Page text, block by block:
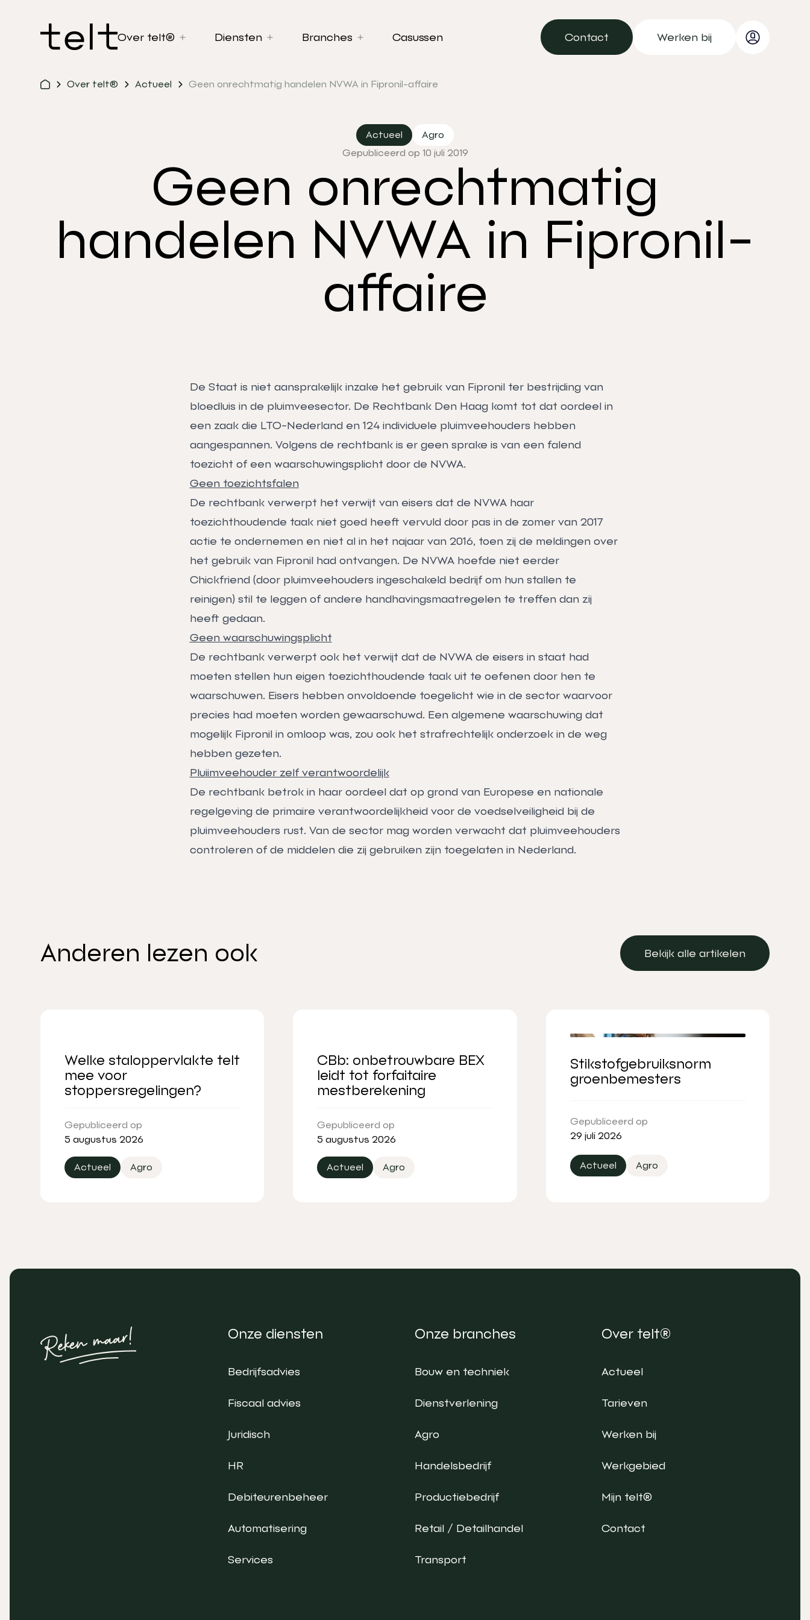
Over telt® Diensten Branches Casussen
Contact
Contact
Werken bij
Over telt® Actueel Geen onrechtmatig handelen NVWA in Fipronil-affaire
Actueel
Agro
Gepubliceerd op 10 juli 2019
Geen onrechtmatig
handelen NVWA in Fipronil-
affaire
De Staat is niet aansprakelijk inzake het gebruik van Fipronil ter bestrijding van
bloedluis in de pluimveesector. De Rechtbank Den Haag komt tot dat oordeel in
een zaak die LTO-Nederland en 124 individuele pluimveehouders hebben
aangespannen. Volgens de rechtbank is er geen sprake is van een falend
toezicht of een waarschuwingsplicht door de NVWA.
Geen toezichtsfalen
De rechtbank verwerpt het verwijt van eisers dat de NVWA haar
toezichthoudende taak niet goed heeft vervuld door pas in de zomer van 2017
actie te ondernemen en niet al in het najaar van 2016, toen zij de meldingen over
het gebruik van Fipronil had ontvangen. De NVWA hoefde niet eerder
Chickfriend (door pluimveehouders ingeschakeld bedrijf om hun stallen te
reinigen) stil te leggen of andere handhavingsmaatregelen te treffen dan zij
heeft gedaan.
Geen waarschuwingsplicht
De rechtbank verwerpt ook het verwijt dat de NVWA de eisers in staat had
moeten stellen hun eigen toezichthoudende taak uit te oefenen door hen te
waarschuwen. Eisers hebben onvoldoende toegelicht wie in de sector waarvoor
precies had moeten worden gewaarschuwd. Een algemene waarschuwing dat
mogelijk Fipronil in omloop was, zou ook het strafrechtelijk onderzoek in de weg
hebben gezeten.
Pluiimveehouder zelf verantwoordelijk
De rechtbank betrok in haar oordeel dat op grond van Europese en nationale
regelgeving de primaire verantwoordelijkheid voor de voedselveiligheid bij de
pluimveehouders rust. Van de sector mag worden verwacht dat pluimveehouders
controleren of de middelen die zij gebruiken zijn toegelaten in Nederland.
Anderen lezen ook
Bekijk alle artikelen
Bekijk alle artikelen
Welke staloppervlakte telt
mee voor
stoppersregelingen?
Gepubliceerd op
5 augustus 2026
Actueel Agro
CBb: onbetrouwbare BEX
leidt tot forfaitaire
mestberekening
Gepubliceerd op
5 augustus 2026
Actueel Agro
Stikstofgebruiksnorm
groenbemesters
Gepubliceerd op
29 juli 2026
Actueel Agro
Onze diensten
Bedrijfsadvies
Fiscaal advies
Juridisch
HR
Debiteurenbeheer
Automatisering
Services
Onze branches
Bouw en techniek
Dienstverlening
Agro
Handelsbedrijf
Productiebedrijf
Retail / Detailhandel
Transport
Over telt®
Actueel
Tarieven
Werken bij
Werkgebied
Mijn telt®
Contact